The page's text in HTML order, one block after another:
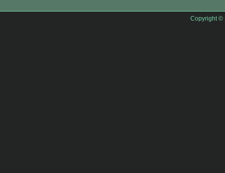
Copyright ©